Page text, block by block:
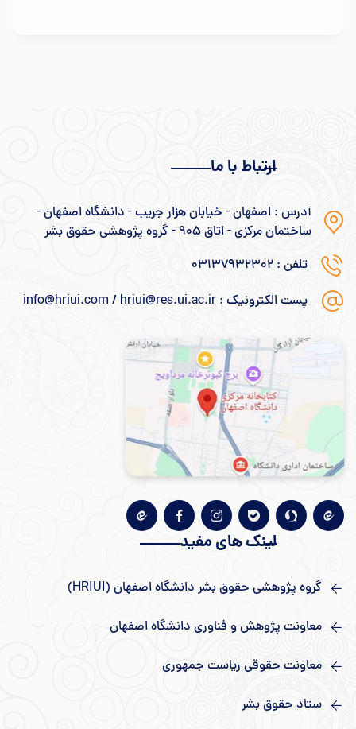
ارتباط با ما
آدرس : اصفهان - خیابان هزار جریب - دانشگاه اصفهان -
ساختمان مرکزی - اتاق 905 - گروه پژوهشی حقوق بشر
تلفن : 03137932302
پست الکترونیک : info@hriui.com / hriui@res.ui.ac.ir
لینک های مفید
گروه پژوهشی حقوق بشر دانشگاه اصفهان (HRIUI)
معاونت پژوهش و فناوری دانشگاه اصفهان
معاونت حقوقی ریاست جمهوری
ستاد حقوق بشر